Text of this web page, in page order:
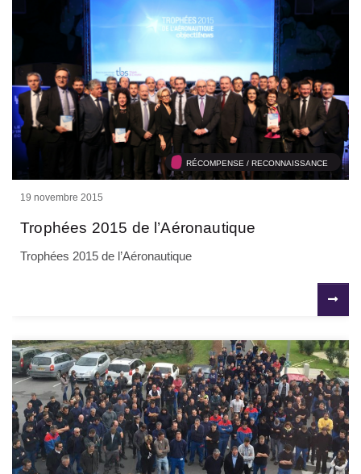
RÉCOMPENSE / RECONNAISSANCE
19 novembre 2015
Trophées 2015 de l’Aéronautique
Trophées 2015 de l’Aéronautique